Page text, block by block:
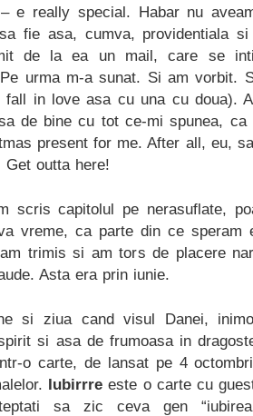
e really special. Habar nu
fie asa, cumva, providentiala
de la ea un mail, care se
Pe urma m-a sunat. Si am vorbit.
fall in love asa cu una cu doua).
de bine cu tot ce-mi spunea,
present for me. After all, eu,
outta here!
scris capitolul pe nerasuflate,
vreme, ca parte din ce speram
trimis si am tors de placere
Asta era prin iunie.
si ziua cand visul Danei,
si asa de frumoasa in
o carte, de lansat pe 4
Iubirrre este o carte cu
sa zic ceva gen “iubirea